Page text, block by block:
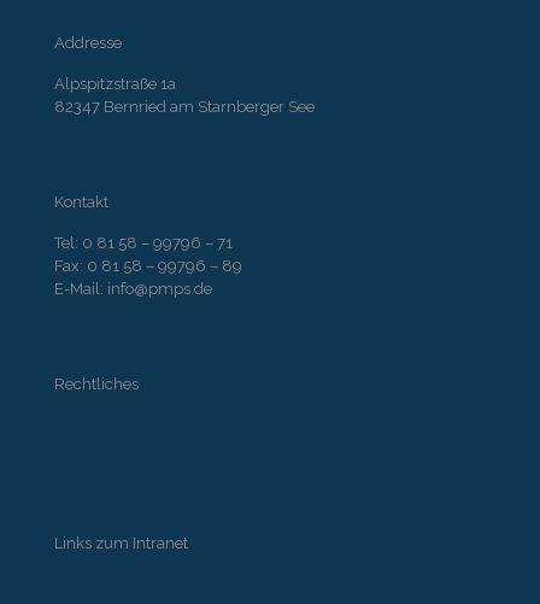
Addresse
Alpspitzstraße 1a
82347 Bernried am Starnberger See
Kontakt
Tel: 0 81 58 – 99796 – 71
Fax: 0 81 58 – 99796 – 89
E-Mail: info@pmps.de
Rechtliches
Links zum Intranet